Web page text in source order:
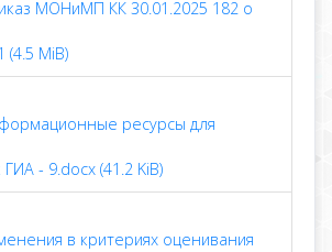
МОНиМП КК 30.01.2025 182 о
(4.5 MiB)
ресурсы для
ГИА - 9.docx (41.2 KiB)
в критериях оценивания